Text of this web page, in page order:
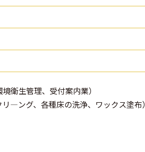
衛生管理、受付案内業）
―ング、各種床の洗浄、ワックス塗布）